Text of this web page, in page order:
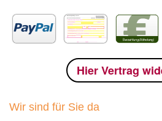
Hier Vertrag
Wir sind für Sie da